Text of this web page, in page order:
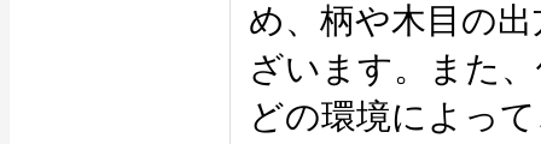
め、柄や木目の
ざいます。また
どの環境によっ